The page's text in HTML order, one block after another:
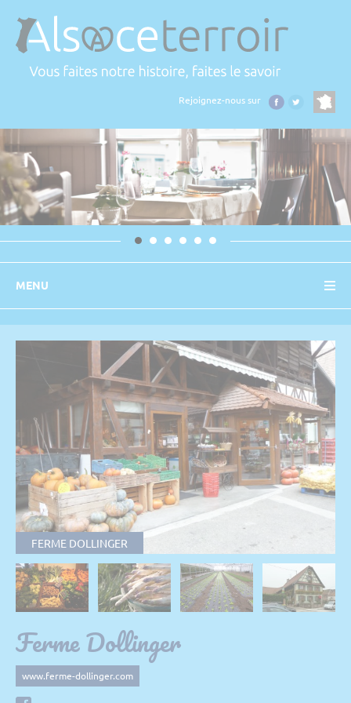
Rejoignez-nous sur
MENU
FERME DOLLINGER
Ferme Dollinger
www.ferme-dollinger.com